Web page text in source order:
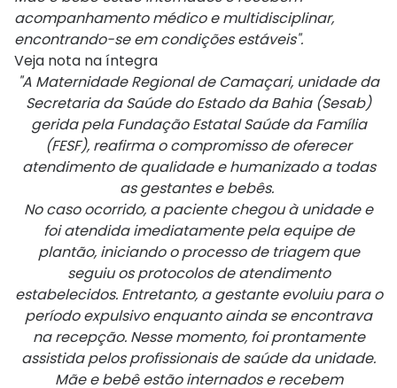
acompanhamento médico e multidisciplinar,
encontrando-se em condições estáveis".
Veja nota na íntegra
"A Maternidade Regional de Camaçari, unidade da
Secretaria da Saúde do Estado da Bahia (Sesab)
gerida pela Fundação Estatal Saúde da Família
(FESF), reafirma o compromisso de oferecer
atendimento de qualidade e humanizado a todas
as gestantes e bebês.
No caso ocorrido, a paciente chegou à unidade e
foi atendida imediatamente pela equipe de
plantão, iniciando o processo de triagem que
seguiu os protocolos de atendimento
estabelecidos. Entretanto, a gestante evoluiu para o
período expulsivo enquanto ainda se encontrava
na recepção. Nesse momento, foi prontamente
assistida pelos profissionais de saúde da unidade.
Mãe e bebê estão internados e recebem